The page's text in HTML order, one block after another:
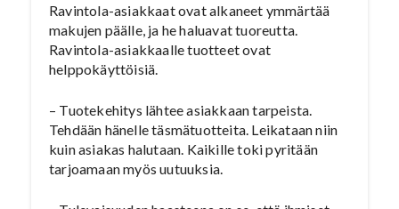
Ravintola-asiakkaat ovat alkaneet ymmärtää
makujen päälle, ja he haluavat tuoreutta.
Ravintola-asiakkaalle tuotteet ovat
helppokäyttöisiä.
– Tuotekehitys lähtee asiakkaan tarpeista.
Tehdään hänelle täsmätuotteita. Leikataan niin
kuin asiakas halutaan. Kaikille toki pyritään
tarjoamaan myös uutuuksia.